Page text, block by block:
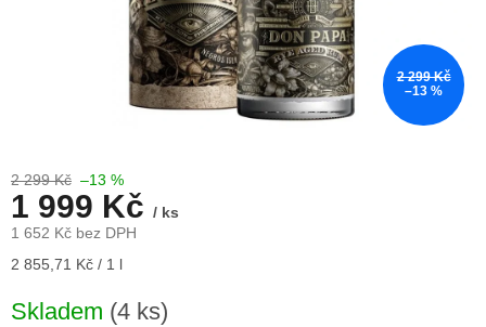
2 299 Kč
–13 %
2 299 Kč –13 %
1 999 Kč / ks
1 652 Kč bez DPH
Měrná
2 855,71 Kč / 1 l
Skladem (4 ks)